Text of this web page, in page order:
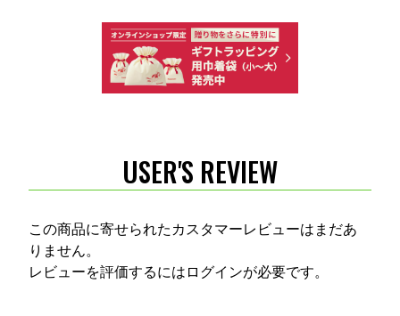
USER'S REVIEW
この商品に寄せられたカスタマーレビューはまだあ
りません。
レビューを評価するには ログインが必要です。